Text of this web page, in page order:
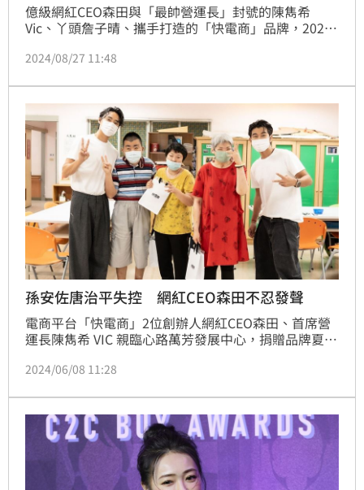
億級網紅CEO森田與「最帥營運長」封號的陳雋希
Vic、丫頭詹子晴、攜手打造的「快電商」品牌，2021
收達到20億，今年設下25億的目標，還設立教學系
2024/08/27 11:48
孫安佐唐治平失控 網紅CEO森田不忍發聲
電商平台「快電商」2位創辦人網紅CEO森田、首席營
運長陳雋希 VIC 親臨心路萬芳發展中心，捐贈品牌夏季
給志工及服務對象，希望激發社會愛心，建立善的循
贈，並安排2人親手將服飾送給服務對象，場面相當溫
馨。
2024/06/08 11:28